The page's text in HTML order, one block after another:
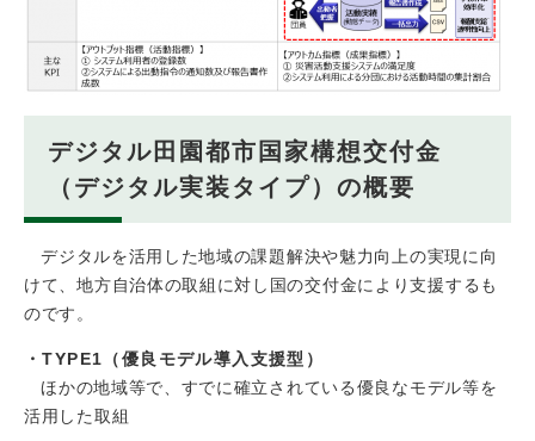
デジタル田園都市国家構想交付金
（デジタル実装タイプ）の概要
デジタルを活用した地域の課題解決や魅力向上の実現に向
けて、地方自治体の取組に対し国の交付金により支援するも
のです。
・TYPE1（優良モデル導入支援型）
ほかの地域等で、すでに確立されている優良なモデル等を
活用した取組